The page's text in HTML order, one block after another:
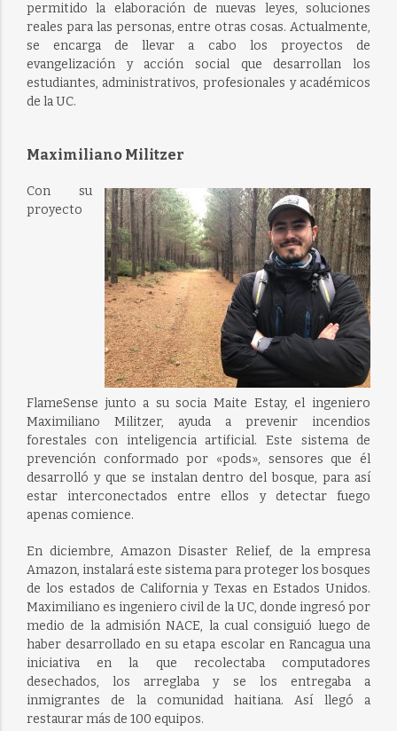
permitido la elaboración de nuevas leyes, soluciones
reales para las personas, entre otras cosas. Actualmente,
se encarga de llevar a cabo los proyectos de
evangelización y acción social que desarrollan los
estudiantes, administrativos, profesionales y académicos
de la UC.
Maximiliano Militzer
Con su
proyecto
FlameSense junto a su socia Maite Estay, el ingeniero
Maximiliano Militzer, ayuda a prevenir incendios
forestales con inteligencia artificial. Este sistema de
prevención conformado por «pods», sensores que él
desarrolló y que se instalan dentro del bosque, para así
estar interconectados entre ellos y detectar fuego
apenas comience.
En diciembre, Amazon Disaster Relief, de la empresa
Amazon, instalará este sistema para proteger los bosques
de los estados de California y Texas en Estados Unidos.
Maximiliano es ingeniero civil de la UC, donde ingresó por
medio de la admisión NACE, la cual consiguió luego de
haber desarrollado en su etapa escolar en Rancagua una
iniciativa en la que recolectaba computadores
desechados, los arreglaba y se los entregaba a
inmigrantes de la comunidad haitiana. Así llegó a
restaurar más de 100 equipos.